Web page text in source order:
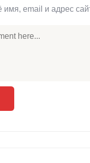
имя, email и адрес